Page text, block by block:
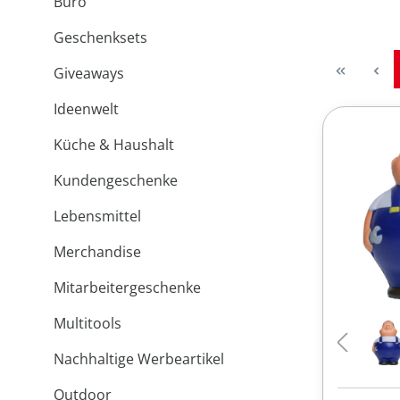
Geschenksets
Giveaways
Ideenwelt
Küche & Haushalt
Kundengeschenke
Lebensmittel
Merchandise
Mitarbeitergeschenke
Multitools
Nachhaltige Werbeartikel
Outdoor